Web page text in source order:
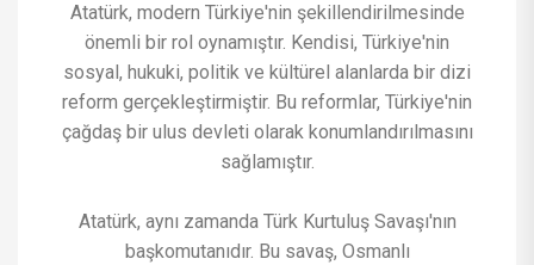
Atatürk, modern Türkiye'nin şekillendirilmesinde
önemli bir rol oynamıştır. Kendisi, Türkiye'nin
sosyal, hukuki, politik ve kültürel alanlarda bir dizi
reform gerçekleştirmiştir. Bu reformlar, Türkiye'nin
çağdaş bir ulus devleti olarak konumlandırılmasını
sağlamıştır.
Atatürk, aynı zamanda Türk Kurtuluş Savaşı'nın
başkomutanıdır. Bu savaş, Osmanlı